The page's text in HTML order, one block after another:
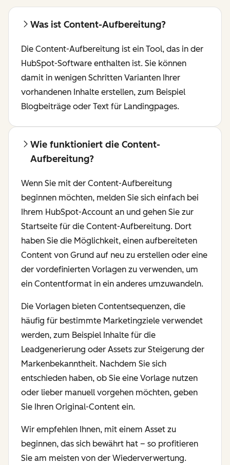
Was ist Content-Aufbereitung?
Die Content-Aufbereitung ist ein Tool, das in der
HubSpot-Software enthalten ist. Sie können
damit in wenigen Schritten Varianten Ihrer
vorhandenen Inhalte erstellen, zum Beispiel
Blogbeiträge oder Text für Landingpages.
Wie funktioniert die Content-
Aufbereitung?
Wenn Sie mit der Content-Aufbereitung
beginnen möchten, melden Sie sich einfach bei
Ihrem HubSpot-Account an und gehen Sie zur
Startseite für die Content-Aufbereitung. Dort
haben Sie die Möglichkeit, einen aufbereiteten
Content von Grund auf neu zu erstellen oder eine
der vordefinierten Vorlagen zu verwenden, um
ein Contentformat in ein anderes umzuwandeln.
Die Vorlagen bieten Contentsequenzen, die
häufig für bestimmte Marketingziele verwendet
werden, zum Beispiel Inhalte für die
Leadgenerierung oder Assets zur Steigerung der
Markenbekanntheit. Nachdem Sie sich
entschieden haben, ob Sie eine Vorlage nutzen
oder lieber manuell vorgehen möchten, geben
Sie Ihren Original-Content ein.
Wir empfehlen Ihnen, mit einem Asset zu
beginnen, das sich bewährt hat – so profitieren
Sie am meisten von der Wiederverwertung.